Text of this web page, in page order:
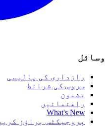
وسائل
رازداری کی پالیسی
سروس کی شرائط
مضمون
راھنمائیں
What's New
پروجیکٹس براؤز